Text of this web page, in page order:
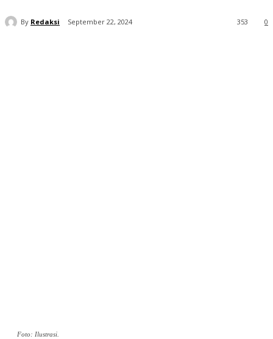
By Redaksi September 22, 2024 0
353
Foto: Ilustrasi.